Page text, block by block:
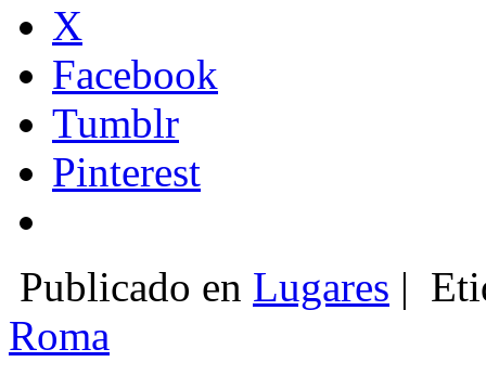
X
Facebook
Tumblr
Pinterest
Publicado en Lugares |
Roma